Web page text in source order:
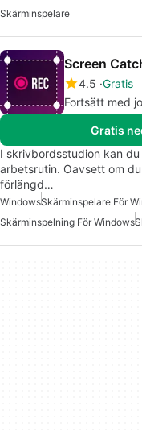
Skärminspelare
Screen
4.5 Gratis
Fortsätt med
Gratis
I skrivbordsstudion kan
arbetsrutin. Oavsett om
förlängd…
WindowsSkärminspelare För
Skärminspelning För Windows